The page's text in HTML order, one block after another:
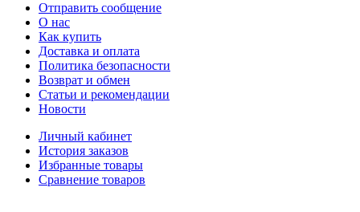
Отправить сообщение
О нас
Как купить
Доставка и оплата
Политика безопасности
Возврат и обмен
Статьи и рекомендации
Новости
Личный кабинет
История заказов
Избранные товары
Сравнение товаров